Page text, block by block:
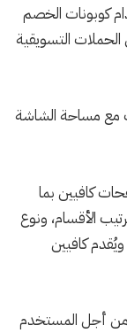
كوبونات الخصم
التسويقية
مع مساحة الشاشة
كافيين بما
الأقسام، ونوع
كافيين
من أجل المستخدم